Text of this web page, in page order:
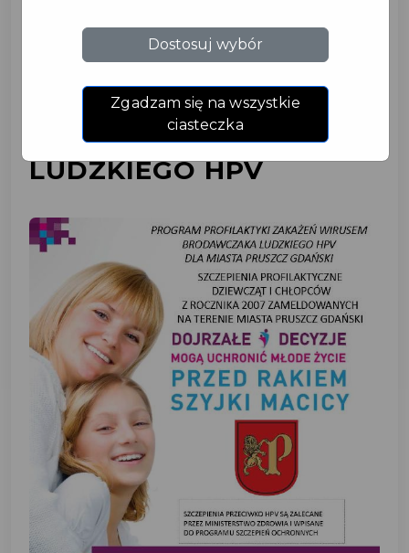
SZCZEPIENIA
PRZECIWKO WIRUSOM
BRODAWCZAKA
LUDZKIEGO HPV
Dostosuj wybór
Zgadzam się na wszystkie
ciasteczka